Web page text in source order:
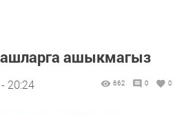
ашыкмагыз
20:24 662 0 0